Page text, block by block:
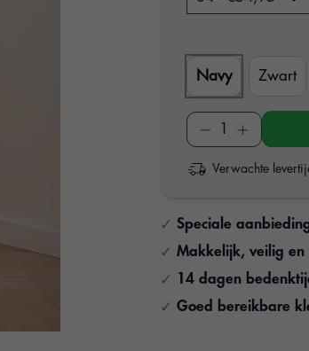
Navy Zwart
Verwachte
Speciale
Makkelijk, veilig en
14 dagen
Goed bereikbare